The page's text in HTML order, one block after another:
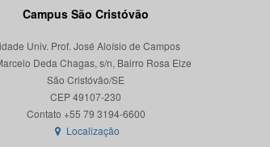
Campus São Cristóvão
Univ. Prof. José Aloísio de Campos
Deda Chagas, s/n, Bairro Rosa Elze
São Cristóvão/SE
CEP 49107-230
Localização